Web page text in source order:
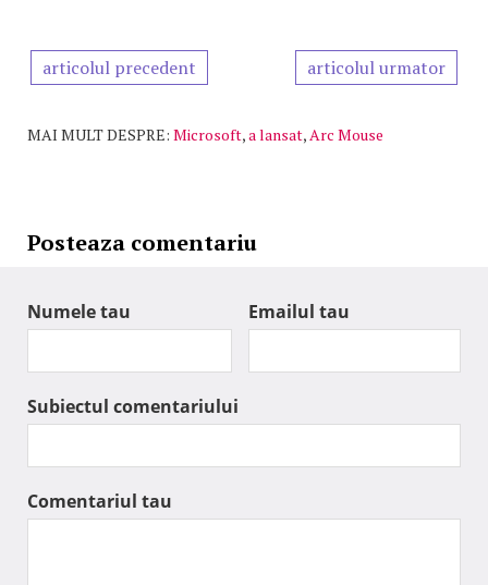
articolul precedent articolul urmator
MAI MULT DESPRE: Microsoft,a lansat,Arc Mouse
Posteaza comentariu
Numele tau Emailul tau
Subiectul comentariului
Comentariul tau